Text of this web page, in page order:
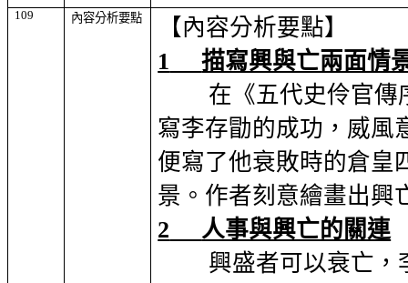
109 內容分析要點
【內容分析要點】
1
描寫興與亡兩面情
在《五代史伶官傳
寫李存勖的成功，威風
便寫了他衰敗時的倉皇
景。作者刻意繪畫出興
2
人事與興亡的關連
興盛者可以衰亡，